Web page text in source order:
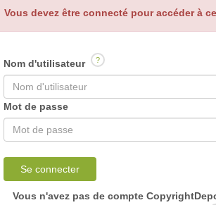
Vous devez être connecté pour accéder à
Nom d'utilisateur ?
Mot de passe
Se connecter
Vous n'avez pas de compte